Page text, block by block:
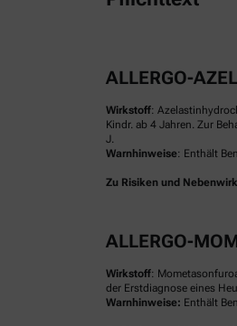
ALLERGO-
Wirkstoff:
Kindr. ab 4 Jahren. Zur
J.
Warnhinweise: Enthält
Zu Risiken und
ALLERGO-
Wirkstoff:
der Erstdiagnose eines
Warnhinweise: Enthält